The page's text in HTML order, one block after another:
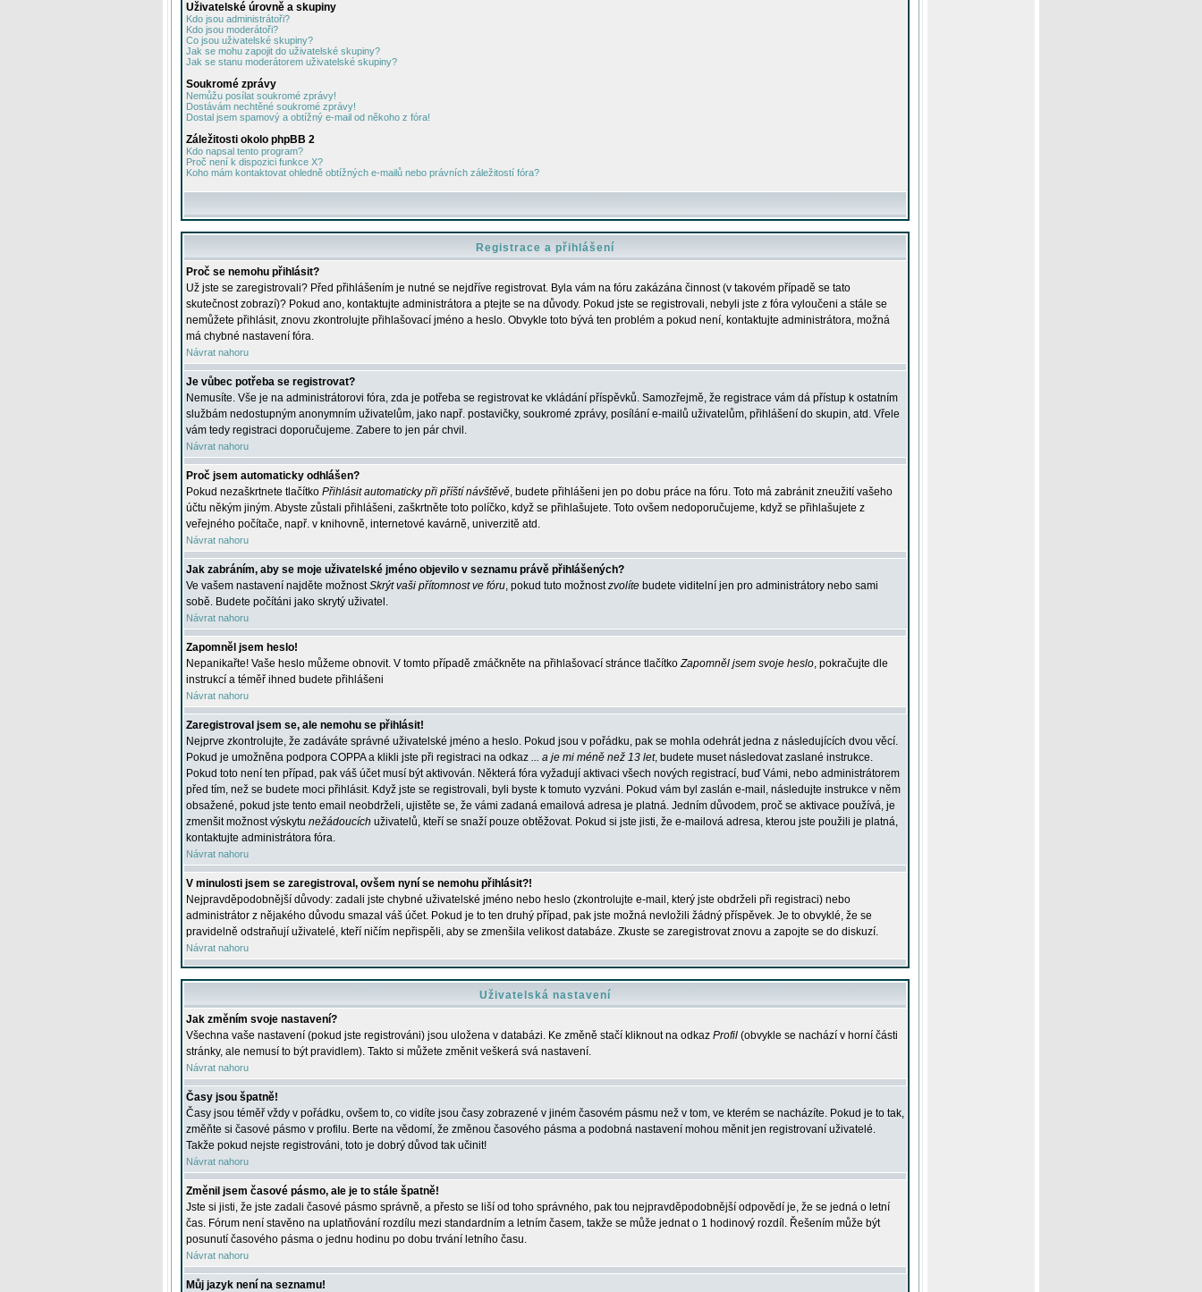
Uživatelské úrovně a skupiny
Kdo jsou administrátoři?
Kdo jsou moderátoři?
Co jsou uživatelské skupiny?
Jak se mohu zapojit do uživatelské skupiny?
Jak se stanu moderátorem uživatelské skupiny?
Soukromé zprávy
Nemůžu posílat soukromé zprávy!
Dostávám nechtěné soukromé zprávy!
Dostal jsem spamový a obtížný e-mail od někoho z fóra!
Záležitosti okolo phpBB 2
Kdo napsal tento program?
Proč není k dispozici funkce X?
Koho mám kontaktovat ohledně obtížných e-mailů nebo právních záležitostí fóra?
Registrace a přihlášení
Proč se nemohu přihlásit?
Už jste se zaregistrovali? Před přihlášením je nutné se nejdříve registrovat. Byla vám na fóru zakázána činnost (v takovém případě se tato
skutečnost zobrazí)? Pokud ano, kontaktujte administrátora a ptejte se na důvody. Pokud jste se registrovali, nebyli jste z fóra vyloučeni a stále se
nemůžete přihlásit, znovu zkontrolujte přihlašovací jméno a heslo. Obvykle toto bývá ten problém a pokud není, kontaktujte administrátora, možná
má chybné nastavení fóra.
Návrat nahoru
Je vůbec potřeba se registrovat?
Nemusíte. Vše je na administrátorovi fóra, zda je potřeba se registrovat ke vkládání příspěvků. Samozřejmě, že registrace vám dá přístup k ostatním
službám nedostupným anonymním uživatelům, jako např. postavičky, soukromé zprávy, posílání e-mailů uživatelům, přihlášení do skupin, atd. Vřele
vám tedy registraci doporučujeme. Zabere to jen pár chvil.
Návrat nahoru
Proč jsem automaticky odhlášen?
Pokud nezaškrtnete tlačítko Přihlásit automaticky při příští návštěvě, budete přihlášeni jen po dobu práce na fóru. Toto má zabránit zneužití vašeho
účtu někým jiným. Abyste zůstali přihlášeni, zaškrtněte toto políčko, když se přihlašujete. Toto ovšem nedoporučujeme, když se přihlašujete z
veřejného počítače, např. v knihovně, internetové kavárně, univerzitě atd.
Návrat nahoru
Jak zabráním, aby se moje uživatelské jméno objevilo v seznamu právě přihlášených?
Ve vašem nastavení najděte možnostSkrýt vaši přítomnost ve fóru, pokud tuto možnostzvolíte budete viditelní jen pro administrátory nebo sami
sobě. Budete počítáni jako skrytý uživatel.
Návrat nahoru
Zapomněl jsem heslo!
Nepanikařte! Vaše heslo můžeme obnovit. V tomto případě zmáčkněte na přihlašovací stránce tlačítkoZapomněl jsem svoje heslo, pokračujte dle
instrukcí a téměř ihned budete přihlášeni
Návrat nahoru
Zaregistroval jsem se, ale nemohu se přihlásit!
Nejprve zkontrolujte, že zadáváte správné uživatelské jméno a heslo. Pokud jsou v pořádku, pak se mohla odehrát jedna z následujících dvou věcí.
Pokud je umožněna podpora COPPA a klikli jste při registraci na odkaz ... a je mi méně než 13 let, budete muset následovat zaslané instrukce.
Pokud toto není ten případ, pak váš účet musí být aktivován. Některá fóra vyžadují aktivaci všech nových registrací, buď Vámi, nebo administrátorem
před tím, než se budete moci přihlásit. Když jste se registrovali, byli byste k tomuto vyzváni. Pokud vám byl zaslán e-mail, následujte instrukce v něm
obsažené, pokud jste tento email neobdrželi, ujistěte se, že vámi zadaná emailová adresa je platná. Jedním důvodem, proč se aktivace používá, je
zmenšit možnost výskytu nežádoucích uživatelů, kteří se snaží pouze obtěžovat. Pokud si jste jisti, že e-mailová adresa, kterou jste použili je platná,
kontaktujte administrátora fóra.
Návrat nahoru
V minulosti jsem se zaregistroval, ovšem nyní se nemohu přihlásit?!
Nejpravděpodobnější důvody: zadali jste chybné uživatelské jméno nebo heslo (zkontrolujte e-mail, který jste obdrželi při registraci) nebo
administrátor z nějakého důvodu smazal váš účet. Pokud je to ten druhý případ, pak jste možná nevložili žádný příspěvek. Je to obvyklé, že se
pravidelně odstraňují uživatelé, kteří ničím nepřispěli, aby se zmenšila velikost databáze. Zkuste se zaregistrovat znovu a zapojte se do diskuzí.
Návrat nahoru
Uživatelská nastavení
Jak změním svoje nastavení?
Všechna vaše nastavení (pokud jste registrováni) jsou uložena v databázi. Ke změně stačí kliknout na odkaz Profil (obvykle se nachází v horní části
stránky, ale nemusí to být pravidlem). Takto si můžete změnit veškerá svá nastavení.
Návrat nahoru
Časy jsou špatně!
Časy jsou téměř vždy v pořádku, ovšem to, co vidíte jsou časy zobrazené v jiném časovém pásmu než v tom, ve kterém se nacházíte. Pokud je to tak,
změňte si časové pásmo v profilu. Berte na vědomí, že změnou časového pásma a podobná nastavení mohou měnit jen registrovaní uživatelé.
Takže pokud nejste registrováni, toto je dobrý důvod tak učinit!
Návrat nahoru
Změnil jsem časové pásmo, ale je to stále špatně!
Jste si jisti, že jste zadali časové pásmo správně, a přesto se liší od toho správného, pak tou nejpravděpodobnější odpovědí je, že se jedná o letní
čas. Fórum není stavěno na uplatňování rozdílu mezi standardním a letním časem, takže se může jednat o 1 hodinový rozdíl. Řešením může být
posunutí časového pásma o jednu hodinu po dobu trvání letního času.
Návrat nahoru
Můj jazyk není na seznamu!